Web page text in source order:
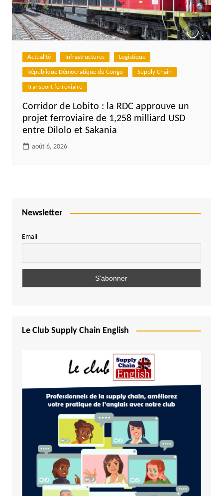
Actualité Infrastructures Logistique
République Démocratique du Congo Supply Chain
Transport ferroviaire
Corridor de Lobito : la RDC approuve un
projet ferroviaire de 1,258 milliard USD
entre Dilolo et Sakania
août 6, 2026
Newsletter
Email
Le Club Supply Chain English